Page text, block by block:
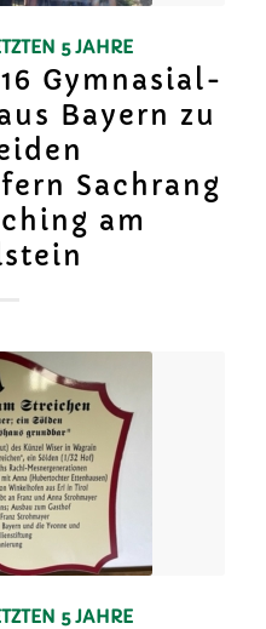
5 JAHRE
Gymnasial-
Bayern zu
Sachrang
am
5 JAHRE